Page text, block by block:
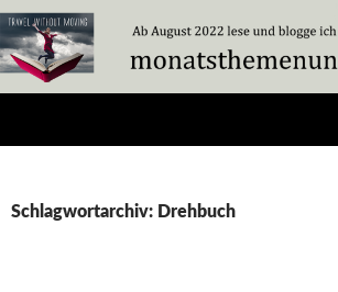
Zum
Inhalt
springen
Schlagwortarchiv: Drehbuch